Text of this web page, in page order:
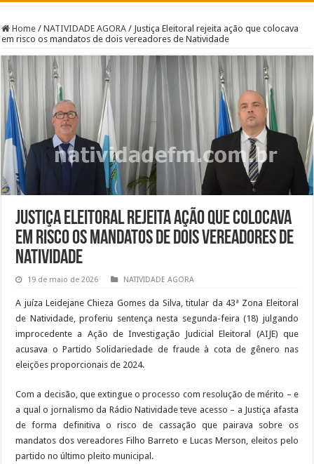
Home / NATIVIDADE AGORA / Justiça Eleitoral rejeita ação que colocava
em risco os mandatos de dois vereadores de Natividade
Justiça Eleitoral rejeita ação que colocava
em risco os mandatos de dois vereadores de
Natividade
19 de maio de 2026 NATIVIDADE AGORA
A juíza Leidejane Chieza Gomes da Silva, titular da 43ª Zona Eleitoral
de Natividade, proferiu sentença nesta segunda-feira (18) julgando
improcedente a Ação de Investigação Judicial Eleitoral (AIJE) que
acusava o Partido Solidariedade de fraude à cota de gênero nas
eleições proporcionais de 2024.
Com a decisão, que extingue o processo com resolução de mérito – e
a qual o jornalismo da Rádio Natividade teve acesso – a Justiça afasta
de forma definitiva o risco de cassação que pairava sobre os
mandatos dos vereadores Filho Barreto e Lucas Merson, eleitos pelo
partido no último pleito municipal.